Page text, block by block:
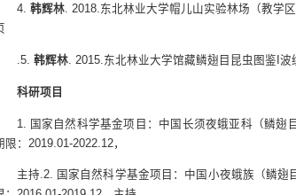
4. 韩辉林. 2018.东北林业大学帽儿山实验林场（教学
.5. 韩辉林. 2015.东北林业大学馆藏鳞翅目昆虫图鉴I
科研项目
1. 国家自然科学基金项目：中国长须夜蛾亚科（鳞翅
限：2019.01-2022.12，
主持.2. 国家自然科学基金项目：中国小夜蛾族（鳞